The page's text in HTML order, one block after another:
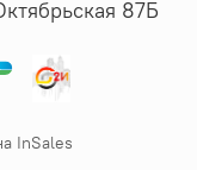
87Б
InSales